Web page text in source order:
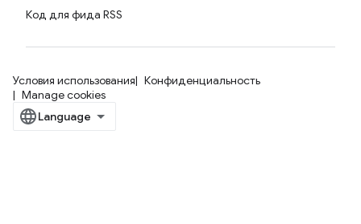
Код для фида RSS
Условия использования
Конфиденциальность
Manage cookies